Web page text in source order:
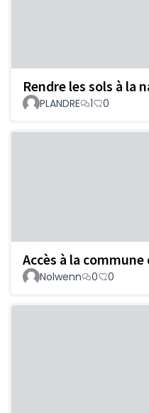
Rendre les sols à la
PLANDRE 1 0
Accès à la
Nolwenn 0 0